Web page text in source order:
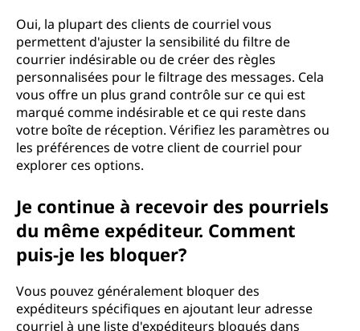
Oui, la plupart des clients de courriel vous
permettent d'ajuster la sensibilité du filtre de
courrier indésirable ou de créer des règles
personnalisées pour le filtrage des messages. Cela
vous offre un plus grand contrôle sur ce qui est
marqué comme indésirable et ce qui reste dans
votre boîte de réception. Vérifiez les paramètres ou
les préférences de votre client de courriel pour
explorer ces options.
Je continue à recevoir des pourriels
du même expéditeur. Comment
puis-je les bloquer?
Vous pouvez généralement bloquer des
expéditeurs spécifiques en ajoutant leur adresse
courriel à une liste d'expéditeurs bloqués dans